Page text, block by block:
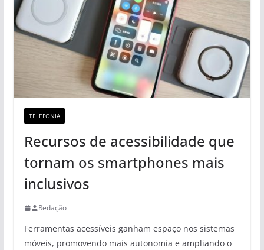
TELEFONIA
Recursos de acessibilidade que
tornam os smartphones mais
inclusivos
Redação
Ferramentas acessíveis ganham espaço nos sistemas
móveis, promovendo mais autonomia e ampliando o